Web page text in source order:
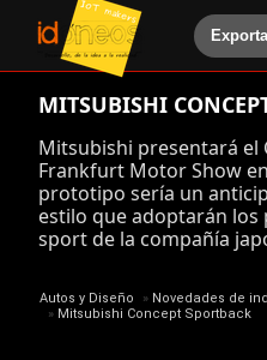
MITSUBISHI
Mitsubishi presentará el
Frankfurt Motor Show
prototipo sería un
estilo que adoptarán
sport de la compañía
Autos y Diseño » Novedades de
» Mitsubishi Concept Sportback